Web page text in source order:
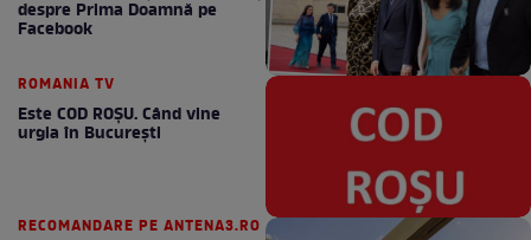
despre Prima Doamnă pe
Facebook
ROMANIA TV
Este COD ROŞU. Când vine
urgia în Bucureşti
RECOMANDARE PE ANTENA3.RO